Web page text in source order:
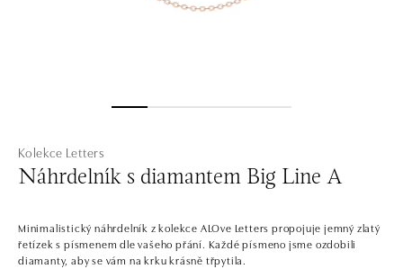
Kolekce Letters
Náhrdelník s diamantem Big Line A
Minimalistický náhrdelník z kolekce ALOve Letters propojuje jemný zlatý
řetízek s písmenem dle vašeho přání. Každé písmeno jsme ozdobili
diamanty, aby se vám na krku krásně třpytila.